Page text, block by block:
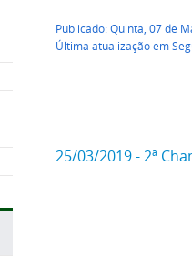
Publicado: Quinta, 07 de
Última atualização em
25/03/2019 - 2ª